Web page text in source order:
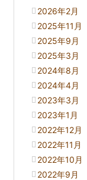
2026年2月
2025年11月
2025年9月
2025年3月
2024年8月
2024年4月
2023年3月
2023年1月
2022年12月
2022年11月
2022年10月
2022年9月